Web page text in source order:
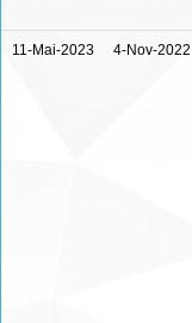
11-Mai-2023 4-Nov-2022